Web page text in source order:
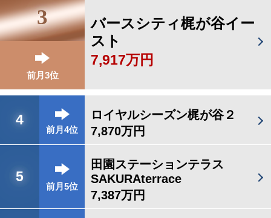
3
前月3位
バースシティ梶が谷イー
スト
7,917万円
4
前月4位
ロイヤルシーズン梶が谷２
7,870万円
5
前月5位
田園ステーションテラス
SAKURAterrace
7,387万円